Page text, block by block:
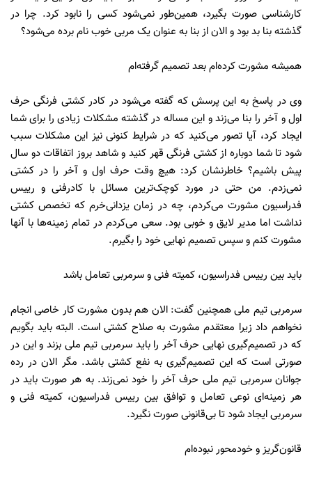
کارشناسی صورت بگیرد، همین‌طور نمی‌شود کسی را نابود کرد. چرا در
گذشته بنا بد بود و الان از بنا به عنوان یک مربی خوب نام برده می‌شود؟
همیشه مشورت کرده‌ام بعد تصمیم گرفته‌ام
وی در پاسخ به این پرسش که گفته می‌شود در کادر کشتی فرنگی حرف
اول و آخر را بنا می‌زند و این مساله در گذشته مشکلات زیادی را برای شما
ایجاد کرد، آیا تصور می‌کنید که در شرایط کنونی نیز این مشکلات سبب
شود تا شما دوباره از کشتی فرنگی قهر کنید و شاهد بروز اتفاقات دو سال
پیش باشیم؟ خاطرنشان کرد: هیچ وقت حرف اول و آخر را در کشتی
نمی‌زدم. من حتی در مورد کوچک‌ترین مسائل با کادرفنی و رییس
فدراسیون مشورت می‌کردم، چه در زمان یزدانی‌خرم که تخصص کشتی
نداشت اما مدیر لایق و خوبی بود. سعی می‌کردم در تمام زمینه‌ها با آنها
مشورت کنم و سپس تصمیم نهایی خود را بگیرم.
باید بین رییس فدراسیون، کمیته فنی و سرمربی تعامل باشد
سرمربی تیم ملی همچنین گفت: الان هم بدون مشورت کار خاصی انجام
نخواهم داد زیرا معتقدم مشورت به صلاح کشتی است. البته باید بگویم
که در تصمیم‌گیری نهایی حرف آخر را باید سرمربی تیم ملی بزند و این در
صورتی است که این تصمیم‌گیری به نفع کشتی‌ باشد. مگر الان در رده
جوانان سرمربی تیم ملی حرف آخر را خود نمی‌زند. به هر صورت باید در
هر زمینه‌ای نوعی تعامل و توافق بین رییس فدراسیون، کمیته فنی و
سرمربی ایجاد شود تا بی‌قانونی صورت نگیرد.
قانون‌گریز و خودمحور نبوده‌ام